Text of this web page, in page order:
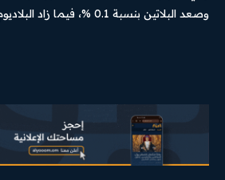
وصعد البلاتين بنسبة 0.1 %، فيما زاد البلاديوم بنسبة 0.2%.